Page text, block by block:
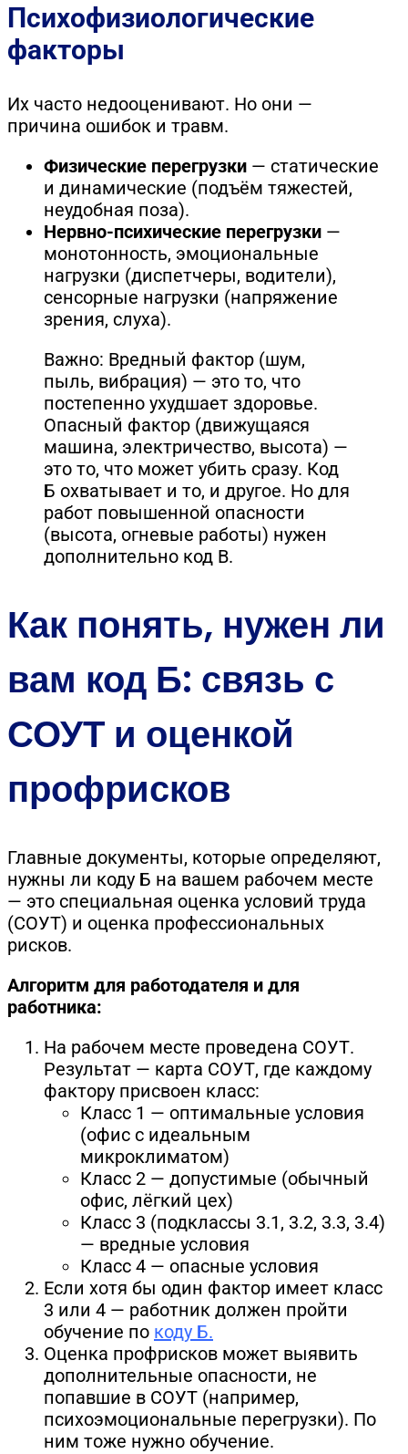
Психофизиологические
факторы
Их часто недооценивают. Но они —
причина ошибок и травм.
Физические перегрузки — статические
и динамические (подъём тяжестей,
неудобная поза).
Нервно-психические перегрузки —
монотонность, эмоциональные
нагрузки (диспетчеры, водители),
сенсорные нагрузки (напряжение
зрения, слуха).
Важно: Вредный фактор (шум,
пыль, вибрация) — это то, что
постепенно ухудшает здоровье.
Опасный фактор (движущаяся
машина, электричество, высота) —
это то, что может убить сразу. Код
Б охватывает и то, и другое. Но для
работ повышенной опасности
(высота, огневые работы) нужен
дополнительно код В.
Как понять, нужен ли
вам код Б: связь с
СОУТ и оценкой
профрисков
Главные документы, которые определяют,
нужны ли коду Б на вашем рабочем месте
— это специальная оценка условий труда
(СОУТ) и оценка профессиональных
рисков.
Алгоритм для работодателя и для
работника:
На рабочем месте проведена СОУТ.
Результат — карта СОУТ, где каждому
фактору присвоен класс:
Класс 1 — оптимальные условия
(офис с идеальным
микроклиматом)
Класс 2 — допустимые (обычный
офис, лёгкий цех)
Класс 3 (подклассы 3.1, 3.2, 3.3, 3.4)
— вредные условия
Класс 4 — опасные условия
Если хотя бы один фактор имеет класс
3 или 4 — работник должен пройти
обучение по коду Б.
Оценка профрисков может выявить
дополнительные опасности, не
попавшие в СОУТ (например,
психоэмоциональные перегрузки). По
ним тоже нужно обучение.